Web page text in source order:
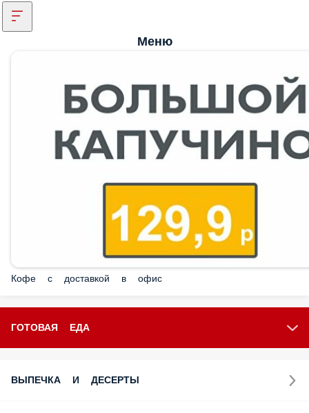
Меню
Кофе с доставкой в офис
ГОТОВАЯ ЕДА
ВЫПЕЧКА И ДЕСЕРТЫ